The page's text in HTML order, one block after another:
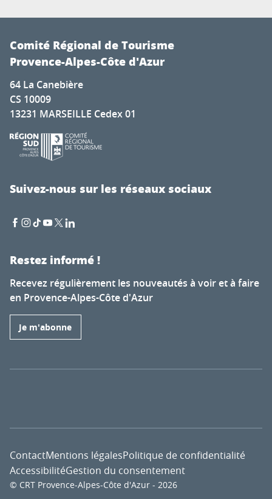
Comité Régional de Tourisme
Provence-Alpes-Côte d'Azur
64 La Canebière
CS 10009
13231 MARSEILLE Cedex 01
Suivez-nous sur les réseaux sociaux
Restez informé !
Recevez régulièrement les nouveautés à voir et à faire
en Provence-Alpes-Côte d'Azur
Je m'abonne
© CRT Provence-Alpes-Côte d'Azur - 2026
ContactMentions légalesPolitique de confidentialité
AccessibilitéGestion du consentement